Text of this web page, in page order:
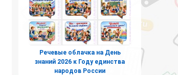
Речевые облачка на День
знаний 2026 к Году единства
народов России